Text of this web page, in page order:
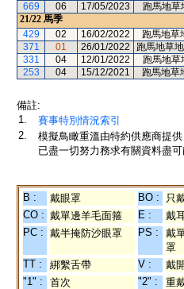
669
06 17/05/2023 跑馬地草
21/22 馬季
429
02 16/02/2022 跑馬地草
371
01 26/01/2022 跑馬地草
331
04 12/01/2022 跑馬地草
253
04 15/12/2021 跑馬地草
備註:
1.
賽事特別情況索引
2.
模擬鳥瞰重溫由特約供應商提
已盡一切努力務求有關資料盡
B : 戴眼罩 BO : 只
CO : 戴單邊羊毛面箍 E : 戴
PC : 戴半掩防沙眼罩 PS :
戴
罩
TT : 綁繫舌帶 V : 戴
"1" :
首次 "2" : 重